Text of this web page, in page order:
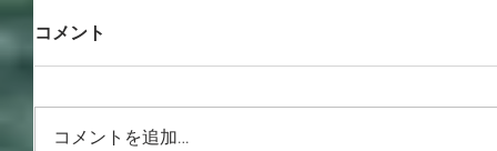
コメント
コメントを追加…